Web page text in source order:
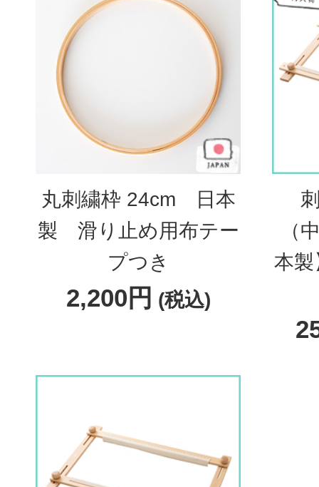
丸刺繍枠 24cm 日本
製 滑り止め用布テー
プつき
2,200円 (税込)
（
本